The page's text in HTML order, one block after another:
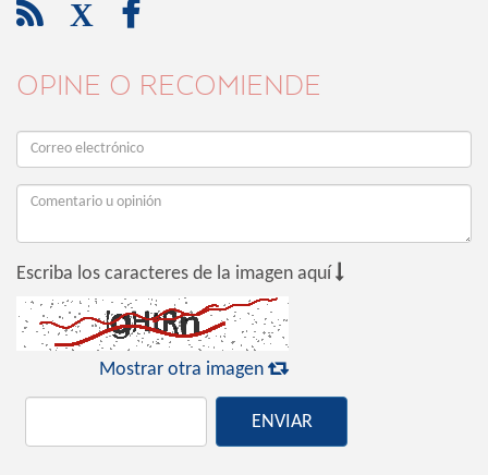
 X 
OPINE O RECOMIENDE
Escriba los caracteres de la imagen aquí 
Mostrar otra imagen 
ENVIAR